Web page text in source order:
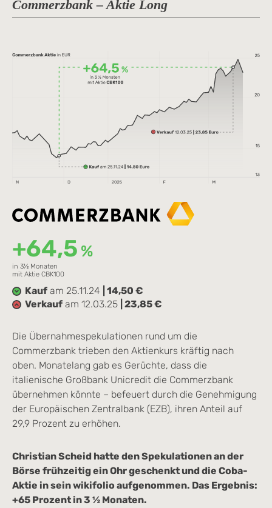
Commerzbank – Aktie Long
+64,5 %
in 3½ Monaten
mit Aktie CBK100
Kauf am 25.11.24
| 14,50 €
Verkauf am 12.03.25 | 23,85 €
Die Übernahmespekulationen rund um die
Commerzbank trieben den Aktienkurs kräftig nach
oben. Monatelang gab es Gerüchte, dass die
italienische Großbank Unicredit die Commerzbank
übernehmen könnte – befeuert durch die Genehmigung
der Europäischen Zentralbank (EZB), ihren Anteil auf
29,9 Prozent zu erhöhen.
Christian Scheid hatte den Spekulationen an der
Börse frühzeitig ein Ohr geschenkt und die Coba-
Aktie in sein wikifolio aufgenommen. Das Ergebnis:
+65 Prozent in 3 ½ Monaten.